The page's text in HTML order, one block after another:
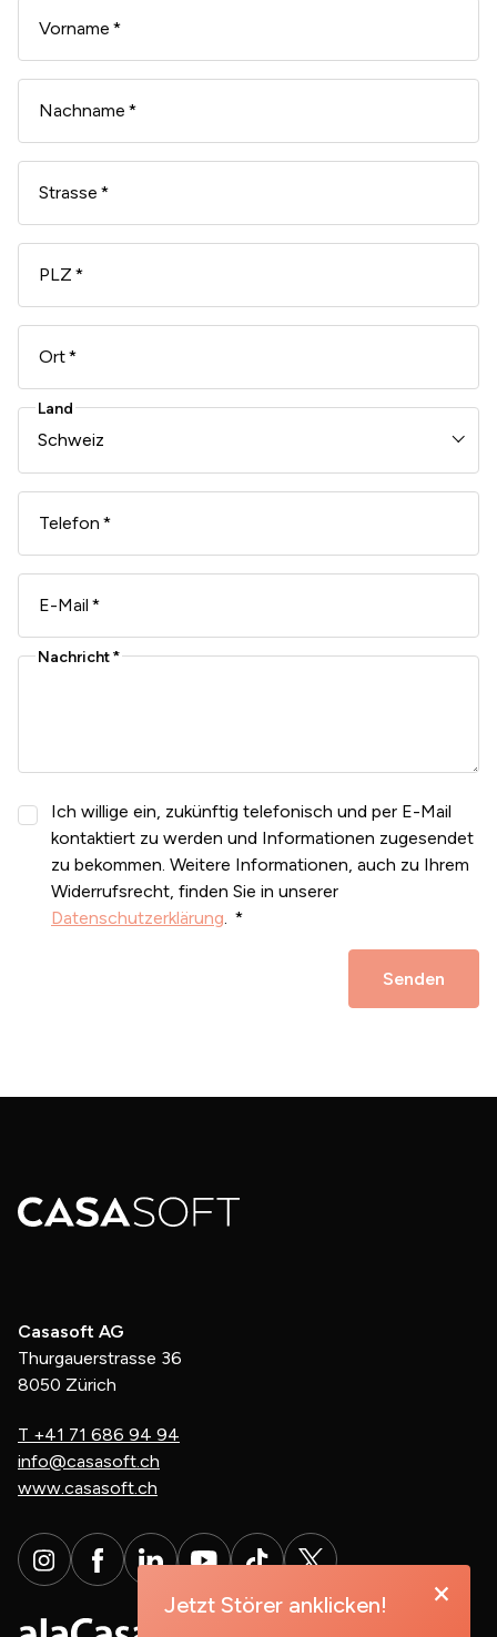
×
Jetzt Störer anklicken!
Vorname
Nachname
Strasse
PLZ
Ort
Land
Telefon
E-Mail
Nachricht
Ich willige ein, zukünftig telefonisch und per E-Mail
kontaktiert zu werden und Informationen zugesendet
zu bekommen. Weitere Informationen, auch zu Ihrem
Widerrufsrecht, finden Sie in unserer
Datenschutzerklärung
Senden
Casasoft AG
Thurgauerstrasse 36
8050 Zürich
T +41 71 686 94 94
info@casasoft.ch
www.casasoft.ch